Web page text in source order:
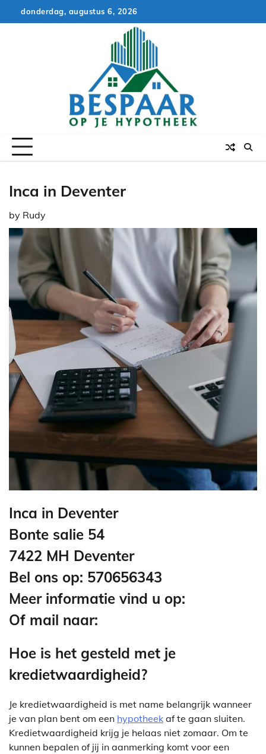
to
donderdag, augustus 6, 2026
Inca in Deventer
by Rudy
Inca in Deventer
Bonte salie 54
7422 MH Deventer
Bel ons op: 570656343
Meer informatie vind u op:
Of mail naar:
Hoe is het gesteld met je
kredietwaardigheid?
Je kredietwaardigheid is met name belangrijk wanneer
je van plan bent om een hypotheek af te gaan sluiten.
Kredietwaardigheid krijg je helaas niet zomaar. Om te
kunnen bepalen of jij in aanmerking komt voor een